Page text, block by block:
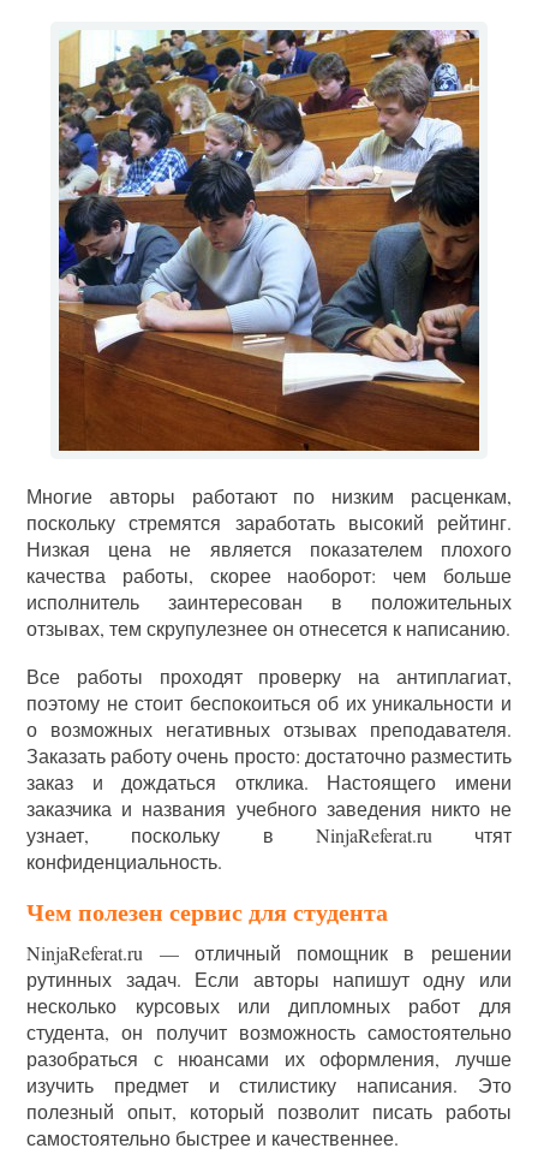
Многие авторы работают по низким расценкам,
поскольку стремятся заработать высокий рейтинг.
Низкая цена не является показателем плохого
качества работы, скорее наоборот: чем больше
исполнитель заинтересован в положительных
отзывах, тем скрупулезнее он отнесется к написанию.
Все работы проходят проверку на антиплагиат,
поэтому не стоит беспокоиться об их уникальности и
о возможных негативных отзывах преподавателя.
Заказать работу очень просто: достаточно разместить
заказ и дождаться отклика. Настоящего имени
заказчика и названия учебного заведения никто не
узнает, поскольку в NinjaReferat.ru чтят
конфиденциальность.
Чем полезен сервис для студента
NinjaReferat.ru — отличный помощник в решении
рутинных задач. Если авторы напишут одну или
несколько курсовых или дипломных работ для
студента, он получит возможность самостоятельно
разобраться с нюансами их оформления, лучше
изучить предмет и стилистику написания. Это
полезный опыт, который позволит писать работы
самостоятельно быстрее и качественнее.